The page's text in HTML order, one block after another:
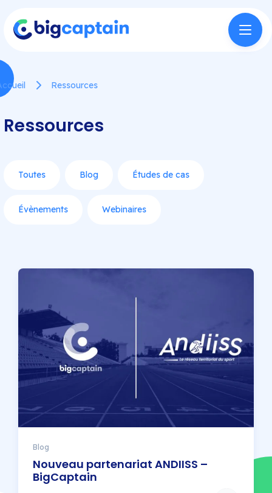
Ressources
Ressources
Toutes Blog Études de cas
Évènements Webinaires
Blog
Nouveau partenariat ANDIISS –
BigCaptain